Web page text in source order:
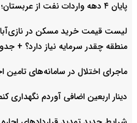
پایان ۴ دهه واردات نفت از عربستان؛ آمریکا به سراغ ونزوئلا رفت
منطقه چقدر سرمایه نیاز دارد؟ + جدول
ماجرای اختلال در سامانه‌های
دینار اربعین اضافی آوردم نگهداری